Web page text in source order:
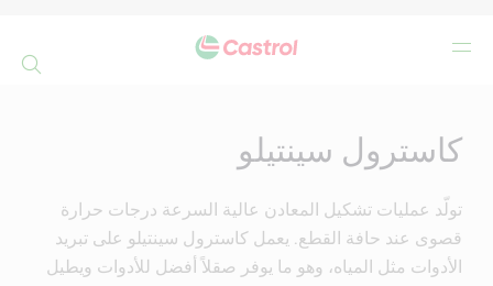
كاسترول سينتيلو
تولّد عمليات تشكيل المعادن عالية السرعة درجات حرارة
قصوى عند حافة القطع. يعمل كاسترول سينتيلو على تبريد
الأدوات مثل المياه، وهو ما يوفر صقلاً أفضل للأدوات ويطيل